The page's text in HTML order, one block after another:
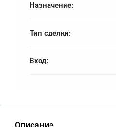
Назначение:
Тип сделки:
Вход:
Описание